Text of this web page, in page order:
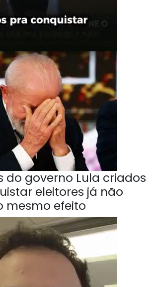
do governo Lula criados
eleitores já não
mesmo efeito